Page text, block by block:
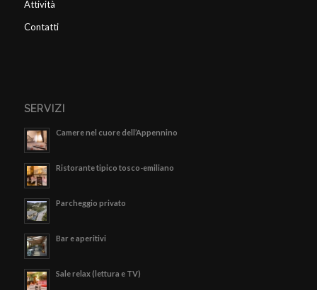
Attività
Contatti
SERVIZI
Camere nel cuore dell’Appennino
Ristorante tipico tosco-emiliano
Parcheggio privato
Bar e aperitivi
Sale relax (lettura e TV)